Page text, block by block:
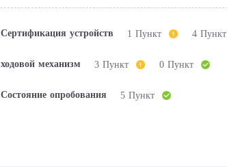
Сертификация устройств 4 Пункт
1 Пункт
ходовой механизм 0 Пункт
3 Пункт
Состояние опробования 5 Пункт